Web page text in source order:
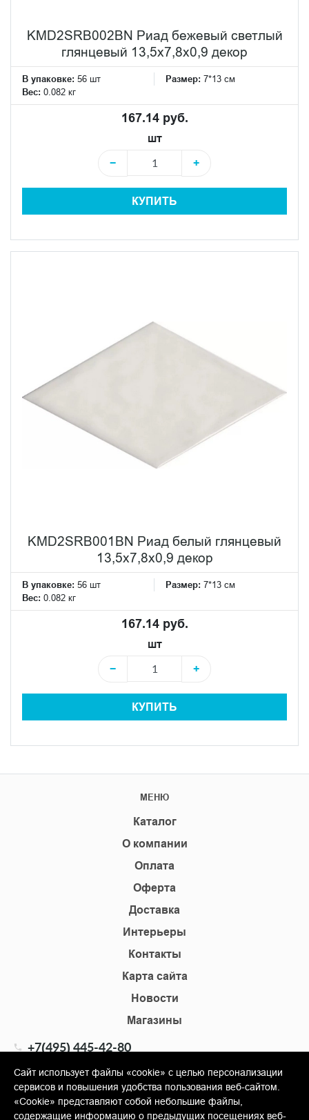
KMD2SRB002BN Риад бежевый светлый
глянцевый 13,5x7,8x0,9 декор
В упаковке: 56 шт Размер: 7*13 см
Вес: 0.082 кг
167.14 руб.
шт
−
+
КУПИТЬ
KMD2SRB001BN Риад белый глянцевый
13,5x7,8x0,9 декор
В упаковке: 56 шт Размер: 7*13 см
Вес: 0.082 кг
167.14 руб.
шт
−
+
КУПИТЬ
МЕНЮ
Каталог
О компании
Оплата
Оферта
Доставка
Интерьеры
Контакты
Карта сайта
Новости
Магазины
+7(495) 445-42-80
info@shopkm.ru
Сайт использует файлы «cookie» с целью персонализации
сервисов и повышения удобства пользования веб-сайтом.
«Cookie» представляют собой небольшие файлы,
содержащие информацию о предыдущих посещениях веб-